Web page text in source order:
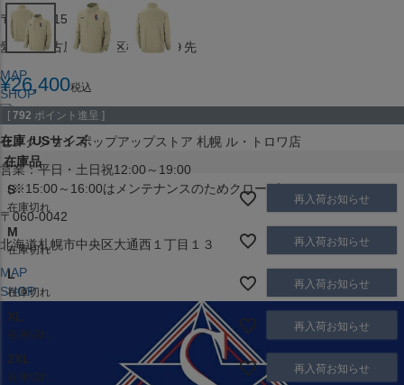
〒453-0015
愛知県名古屋市中村区椿町６−９先
MAP
SHOP
セレクション ポップアップストア 札幌 ル・トロワ店
営業：平日・土日祝12:00～19:00
（※15:00～16:00はメンテナンスのためクローズ）
〒060-0042
北海道札幌市中央区大通西１丁目１３
MAP
SHOP
¥26,400税込
[ 792 ポイント進呈 ]
在庫 USサイズ
在庫品
S
在庫切れ
再入荷お知らせ
M
在庫切れ
再入荷お知らせ
L
在庫切れ
再入荷お知らせ
XL
在庫切れ
再入荷お知らせ
2XL
在庫切れ
再入荷お知らせ